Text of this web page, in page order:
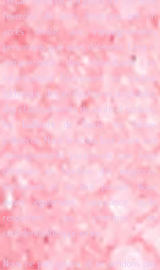
l’exercice de leurs fonctions, ont un
accès limité aux renseignements
personnels que nous détenons. Ceux-ci
comprennent des consultants en
informatique fournissant un soutien
technique, des vérificateurs comptables,
des établissements de santé et scolaire,
les bailleurs de fonds, les forces
policières. Nous limitons leur accès aux
renseignements personnels que nous
détenons en fonction des exigences
législatives et de leur pouvoir. Nous
avons également l’assurance qu’ils
respectent les principes de
confidentialité appropriés.
Nous ne partageons, et ne vendons pas